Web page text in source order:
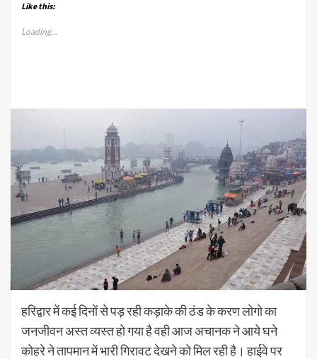
Like this:
Loading...
हरिद्वार में कई दिनों से पड़ रही कड़ाके की ठंड के करण लोगो का
जनजीवन अस्त व्यस्त हो गया है वही आज अचानक ने आये घने
कोहरे ने तापमान में भारी गिरावट देखने को मिल रही है। हाईवे पर